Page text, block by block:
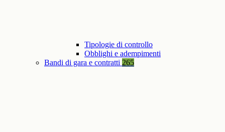
Tipologie di controllo
Obblighi e adempimenti
Bandi di gara e contratti 265